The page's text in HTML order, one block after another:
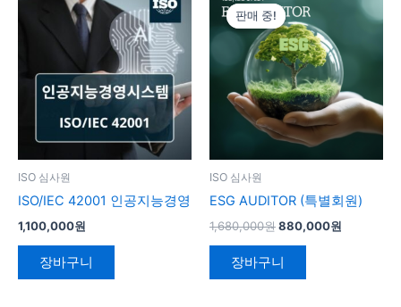
ISO 심사원
ISO/IEC 42001 인공지능경영
1,100,000원
장바구니
판매 중!
판매 중!
ISO 심사원
ESG AUDITOR (특별회원)
1,680,000원
래
가
격:
1,680,000
원.
880,000원
880,000
원.
장바구니